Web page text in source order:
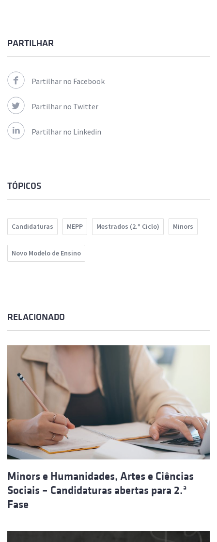
PARTILHAR
Partilhar no Facebook
Partilhar no Twitter
Partilhar no Linkedin
TÓPICOS
Candidaturas MEPP Mestrados (2.º Ciclo) Minors
Novo Modelo de Ensino
RELACIONADO
Minors e Humanidades, Artes e Ciências
Sociais – Candidaturas abertas para 2.ª
Fase